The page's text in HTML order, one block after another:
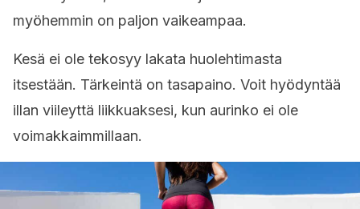
myöhemmin on paljon vaikeampaa.
Kesä ei ole tekosyy lakata huolehtimasta
itsestään. Tärkeintä on tasapaino. Voit hyödyntää
illan viileyttä liikkuaksesi, kun aurinko ei ole
voimakkaimmillaan.